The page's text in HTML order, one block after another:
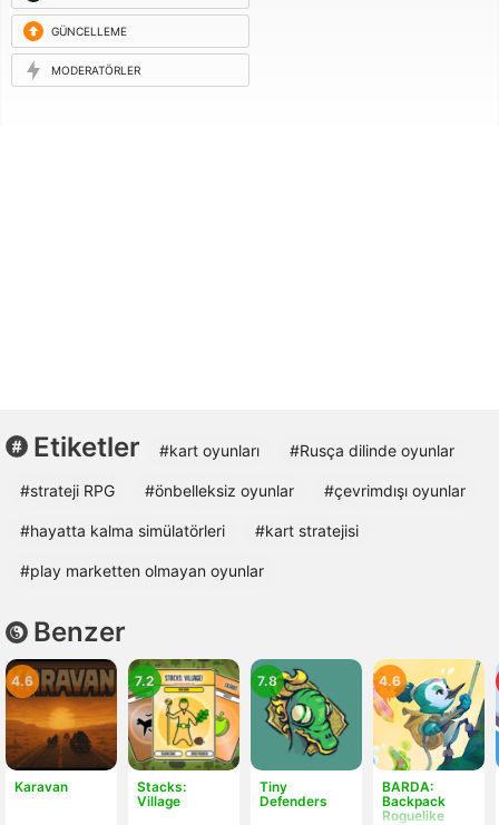
GÜNCELLEME
ISTEĞI
MODERATÖRLER
Etiketler #kart oyunları #Rusça dilinde oyunlar
#strateji RPG #önbelleksiz oyunlar #çevrimdışı oyunlar
#hayatta kalma simülatörleri #kart stratejisi
#play marketten olmayan oyunlar
Benzer
Karavan
4.6
Stacks:
Village
7.2
Tiny
Defenders
7.8
BARDA:
Backpack
Roguelike
4.6